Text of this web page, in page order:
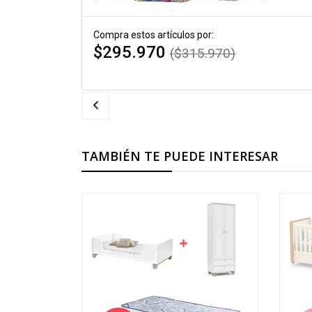
Compra estos artículos por:
$295.970 ($315.970)
TAMBIÉN TE PUEDE INTERESAR